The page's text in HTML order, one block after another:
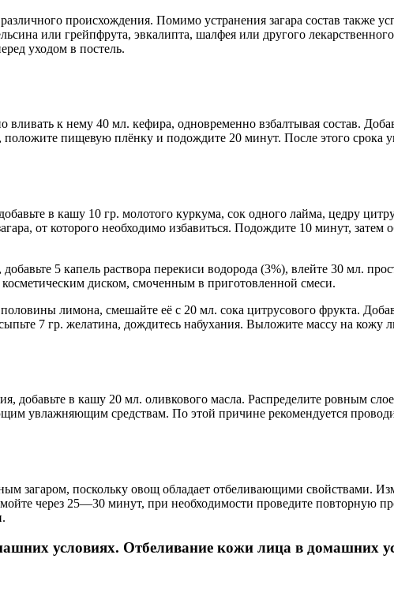
происхождения. Помимо устранения загара состав также
или грейпфрута, эвкалипта, шалфея или другого
уходом в постель.
к нему 40 мл. кефира, одновременно взбалтывая состав.
пищевую плёнку и подождите 20 минут. После этого
в кашу 10 гр. молотого куркума, сок одного лайма, цедру
от которого необходимо избавиться. Подождите 10 минут, затем
5 капель раствора перекиси водорода (3%), влейте 30 мл.
диском, смоченным в приготовленной смеси.
лимона, смешайте её с 20 мл. сока цитрусового фрукта.
7 гр. желатина, дождитесь набухания. Выложите массу на кожу
добавьте в кашу 20 мл. оливкового масла. Распределите ровным
увлажняющим средствам. По этой причине рекомендуется
загаром, поскольку овощ обладает отбеливающими свойствами.
через 25—30 минут, при необходимости проведите повторную
условиях. Отбеливание кожи лица в домашних